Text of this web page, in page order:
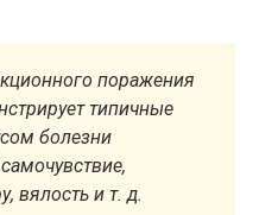
поражения
типичные
болезни
вялость и т. д.